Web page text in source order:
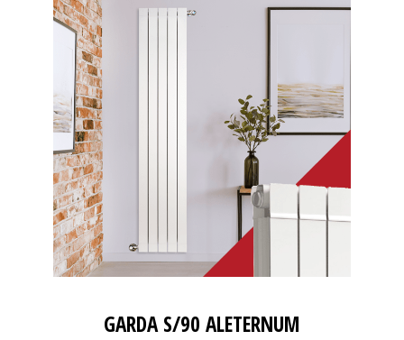
GARDA S/90 ALETERNUM